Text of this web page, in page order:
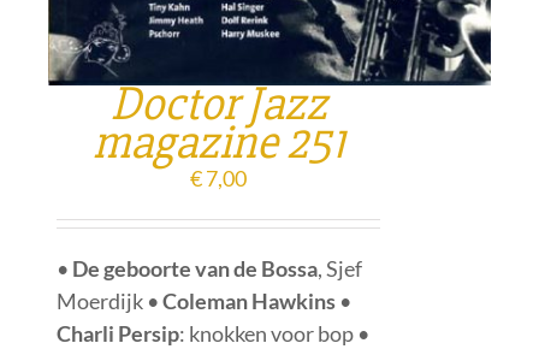
Doctor Jazz
magazine 251
€7,00
• De geboorte van de Bossa, Sjef
Moerdijk •Coleman Hawkins •
Charli Persip: knokken voor bop •